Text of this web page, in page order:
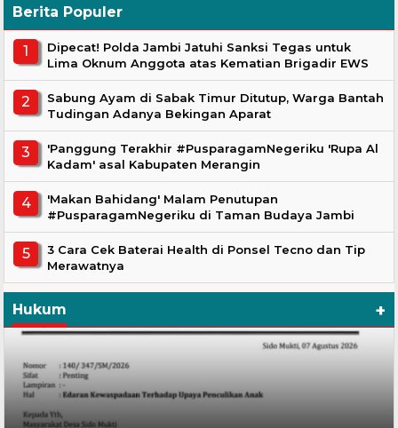
Berita Populer
Dipecat! Polda Jambi Jatuhi Sanksi Tegas untuk
Lima Oknum Anggota atas Kematian Brigadir EWS
Sabung Ayam di Sabak Timur Ditutup, Warga Bantah
Tudingan Adanya Bekingan Aparat
'Panggung Terakhir #PusparagamNegeriku 'Rupa Al
Kadam' asal Kabupaten Merangin
'Makan Bahidang' Malam Penutupan
#PusparagamNegeriku di Taman Budaya Jambi
3 Cara Cek Baterai Health di Ponsel Tecno dan Tip
Merawatnya
Hukum +